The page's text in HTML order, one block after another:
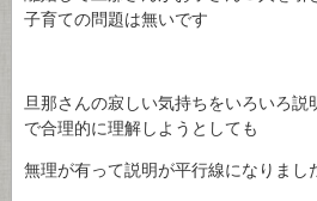
子育ての問題は無いです
旦那さんの寂しい気持ちをいろいろ
で合理的に理解しようとしても
無理が有って説明が平行線になりまし